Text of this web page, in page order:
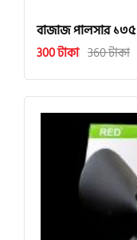
বাজাজ পালসার
300 টাকা 360 টাকা